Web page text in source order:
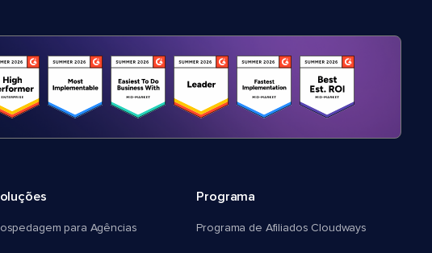
para Agências
Programa
Programa de Afiliados Cloudways